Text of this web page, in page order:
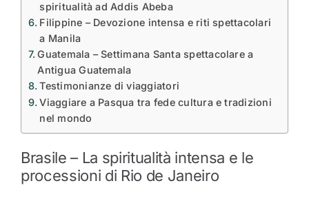
spiritualità ad Addis Abeba
Filippine – Devozione intensa e riti spettacolari
a Manila
Guatemala – Settimana Santa spettacolare a
Antigua Guatemala
Testimonianze di viaggiatori
Viaggiare a Pasqua tra fede cultura e tradizioni
nel mondo
Brasile – La spiritualità intensa e le
processioni di Rio de Janeiro